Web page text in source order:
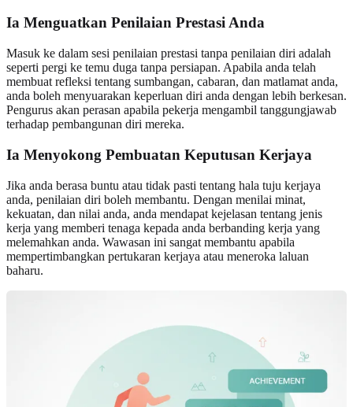
Ia Menguatkan Penilaian Prestasi Anda
Masuk ke dalam sesi penilaian prestasi tanpa penilaian diri adalah
seperti pergi ke temu duga tanpa persiapan. Apabila anda telah
membuat refleksi tentang sumbangan, cabaran, dan matlamat anda,
anda boleh menyuarakan keperluan diri anda dengan lebih berkesan.
Pengurus akan perasan apabila pekerja mengambil tanggungjawab
terhadap pembangunan diri mereka.
Ia Menyokong Pembuatan Keputusan Kerjaya
Jika anda berasa buntu atau tidak pasti tentang hala tuju kerjaya
anda, penilaian diri boleh membantu. Dengan menilai minat,
kekuatan, dan nilai anda, anda mendapat kejelasan tentang jenis
kerja yang memberi tenaga kepada anda berbanding kerja yang
melemahkan anda. Wawasan ini sangat membantu apabila
mempertimbangkan pertukaran kerjaya atau meneroka laluan
baharu.